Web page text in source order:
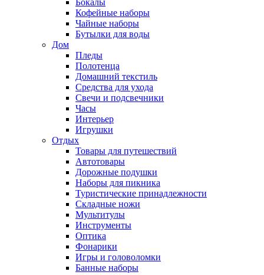
Бокалы
Кофейные наборы
Чайные наборы
Бутылки для воды
Дом
Пледы
Полотенца
Домашний текстиль
Средства для ухода
Свечи и подсвечники
Часы
Интерьер
Игрушки
Отдых
Товары для путешествий
Автотовары
Дорожные подушки
Наборы для пикника
Туристические принадлежности
Складные ножи
Мультитулы
Инструменты
Оптика
Фонарики
Игры и головоломки
Банные наборы